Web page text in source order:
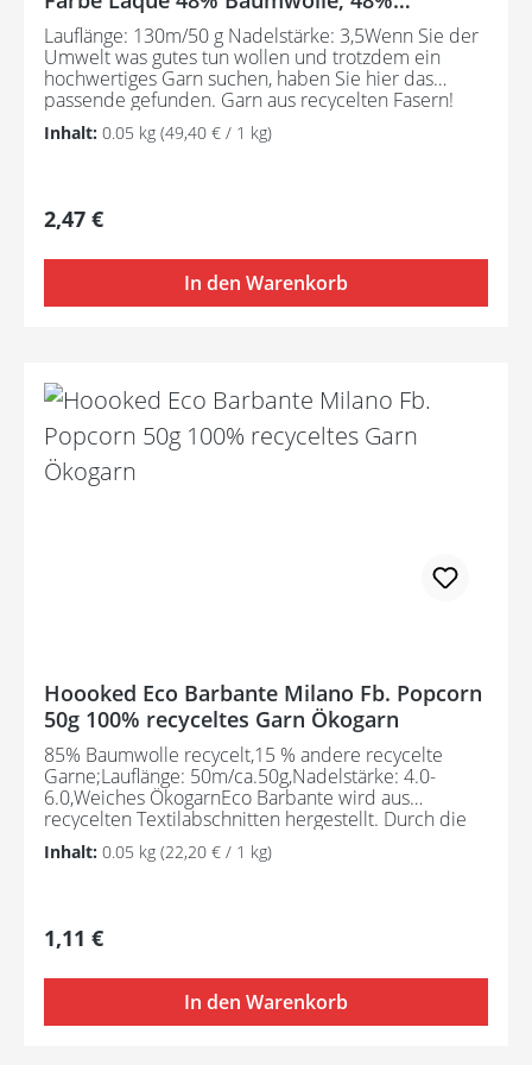
Polyacryl, 4% Div. Fasern
Lauflänge: 130m/50 g Nadelstärke: 3,5Wenn Sie der
Umwelt was gutes tun wollen und trotzdem ein
hochwertiges Garn suchen, haben Sie hier das
passende gefunden. Garn aus recycelten Fasern!
Pflegeanleitung:Waschbar bei 30°C - sehr schonend
/ Wolle(Wollschleudern / nicht schleudern)
Inhalt: 0.05 kg (49,40 € / 1 kg)
Regulärer Preis:
2,47 €
In den Warenkorb
Hoooked Eco Barbante Milano Fb. Popcorn
50g 100% recyceltes Garn Ökogarn
85% Baumwolle recycelt,15 % andere recycelte
Garne;Lauflänge: 50m/ca.50g,Nadelstärke: 4.0-
6.0,Weiches ÖkogarnEco Barbante wird aus
recycelten Textilabschnitten hergestellt. Durch die
Zusammensetzung ist dieses Öko-Garn schön weich
und ideal für kleinere Handarbeitsprojekte wie
Inhalt: 0.05 kg (22,20 € / 1 kg)
Regulärer Preis:
1,11 €
In den Warenkorb